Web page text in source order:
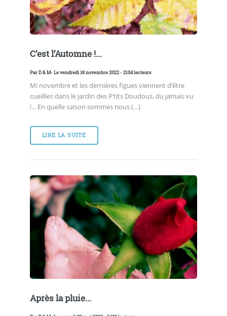
C’est l’Automne !...
ParD & M- Le vendredi 18 novembre 2022 - 2104 lecteurs
Mi novembre et les dernières figues viennent d’être
cueillies dans le jardin des P’tits Doudous, du jamais vu
!... En quelle saison sommes nous (…)
LIRE LA SUITE
Après la pluie...